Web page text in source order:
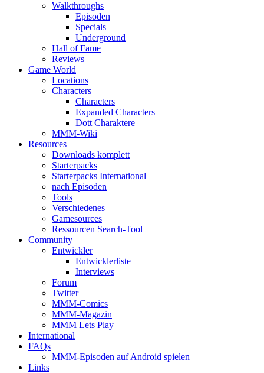
Walkthroughs
Episoden
Specials
Underground
Hall of Fame
Reviews
Game World
Locations
Characters
Characters
Expanded Characters
Dott Charaktere
MMM-Wiki
Resources
Downloads komplett
Starterpacks
Starterpacks International
nach Episoden
Tools
Verschiedenes
Gamesources
Ressourcen Search-Tool
Community
Entwickler
Entwicklerliste
Interviews
Forum
Twitter
MMM-Comics
MMM-Magazin
MMM Lets Play
International
FAQs
MMM-Episoden auf Android spielen
Links